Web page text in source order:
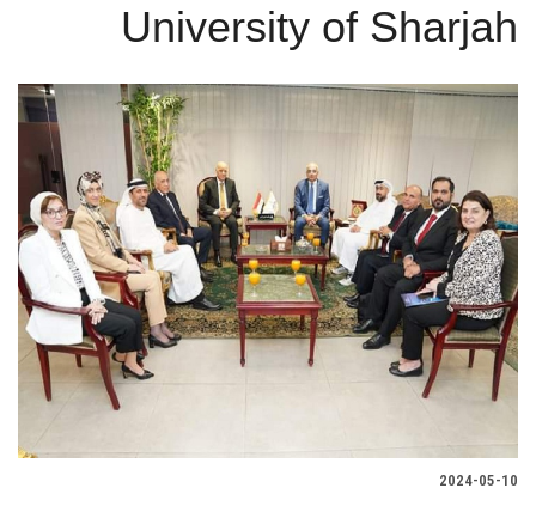
المراكز والوحدات
الأنظمة الذكية
الإعلام
تواصل معنا
الطلاب
هيئة التدريس
University of Sharjah
2024-05-10